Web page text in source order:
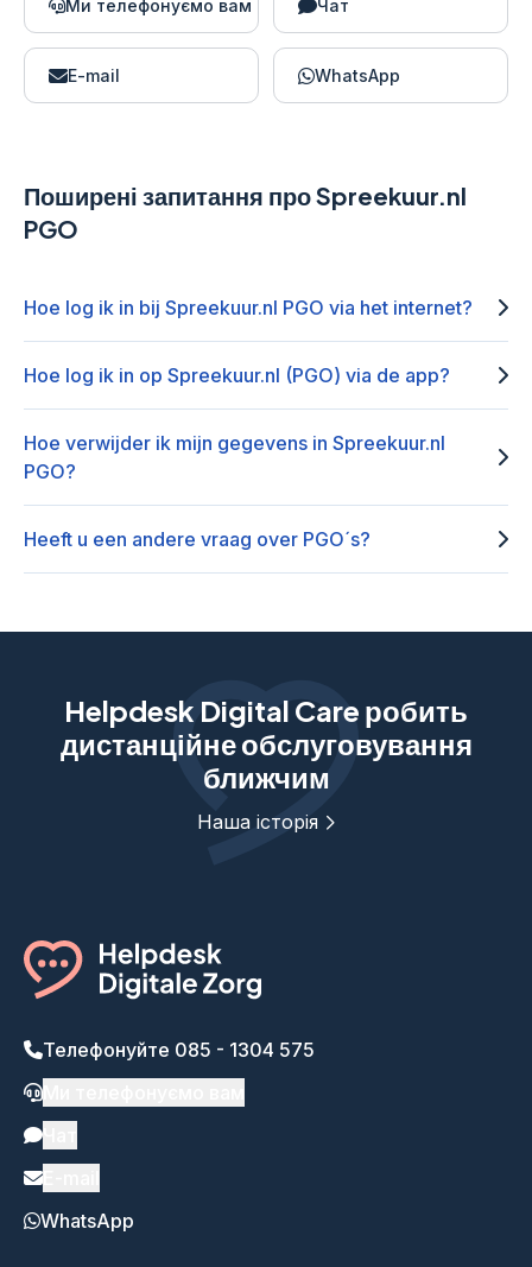
Ми телефонуємо вам Чат
E-mail WhatsApp
Поширені запитання про Spreekuur.nl
PGO
Hoe log ik in bij Spreekuur.nl PGO via het internet?
Hoe log ik in op Spreekuur.nl (PGO) via de app?
Hoe verwijder ik mijn gegevens in Spreekuur.nl
PGO?
Heeft u een andere vraag over PGO´s?
Helpdesk Digital Care робить
дистанційне обслуговування
ближчим
Наша історія
Телефонуйте 085 - 1304 575
WhatsApp